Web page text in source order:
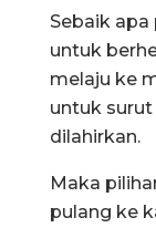
Sebaik apa
untuk
melaju ke
untuk
dilahirkan.
Maka
pulang ke